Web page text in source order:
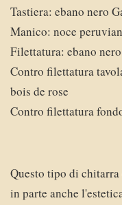
Tastiera: ebano nero
Manico: noce
Filettatura: ebano
Contro filettatura
bois de rose
Contro filettatura
Questo tipo di chitarra
in parte anche